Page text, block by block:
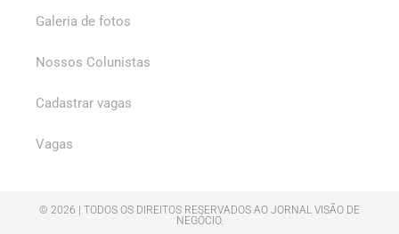
Galeria de fotos
Nossos Colunistas
Cadastrar vagas
Vagas
© 2026 | TODOS OS DIREITOS RESERVADOS AO JORNAL VISÃO DE
NEGÓCIO.